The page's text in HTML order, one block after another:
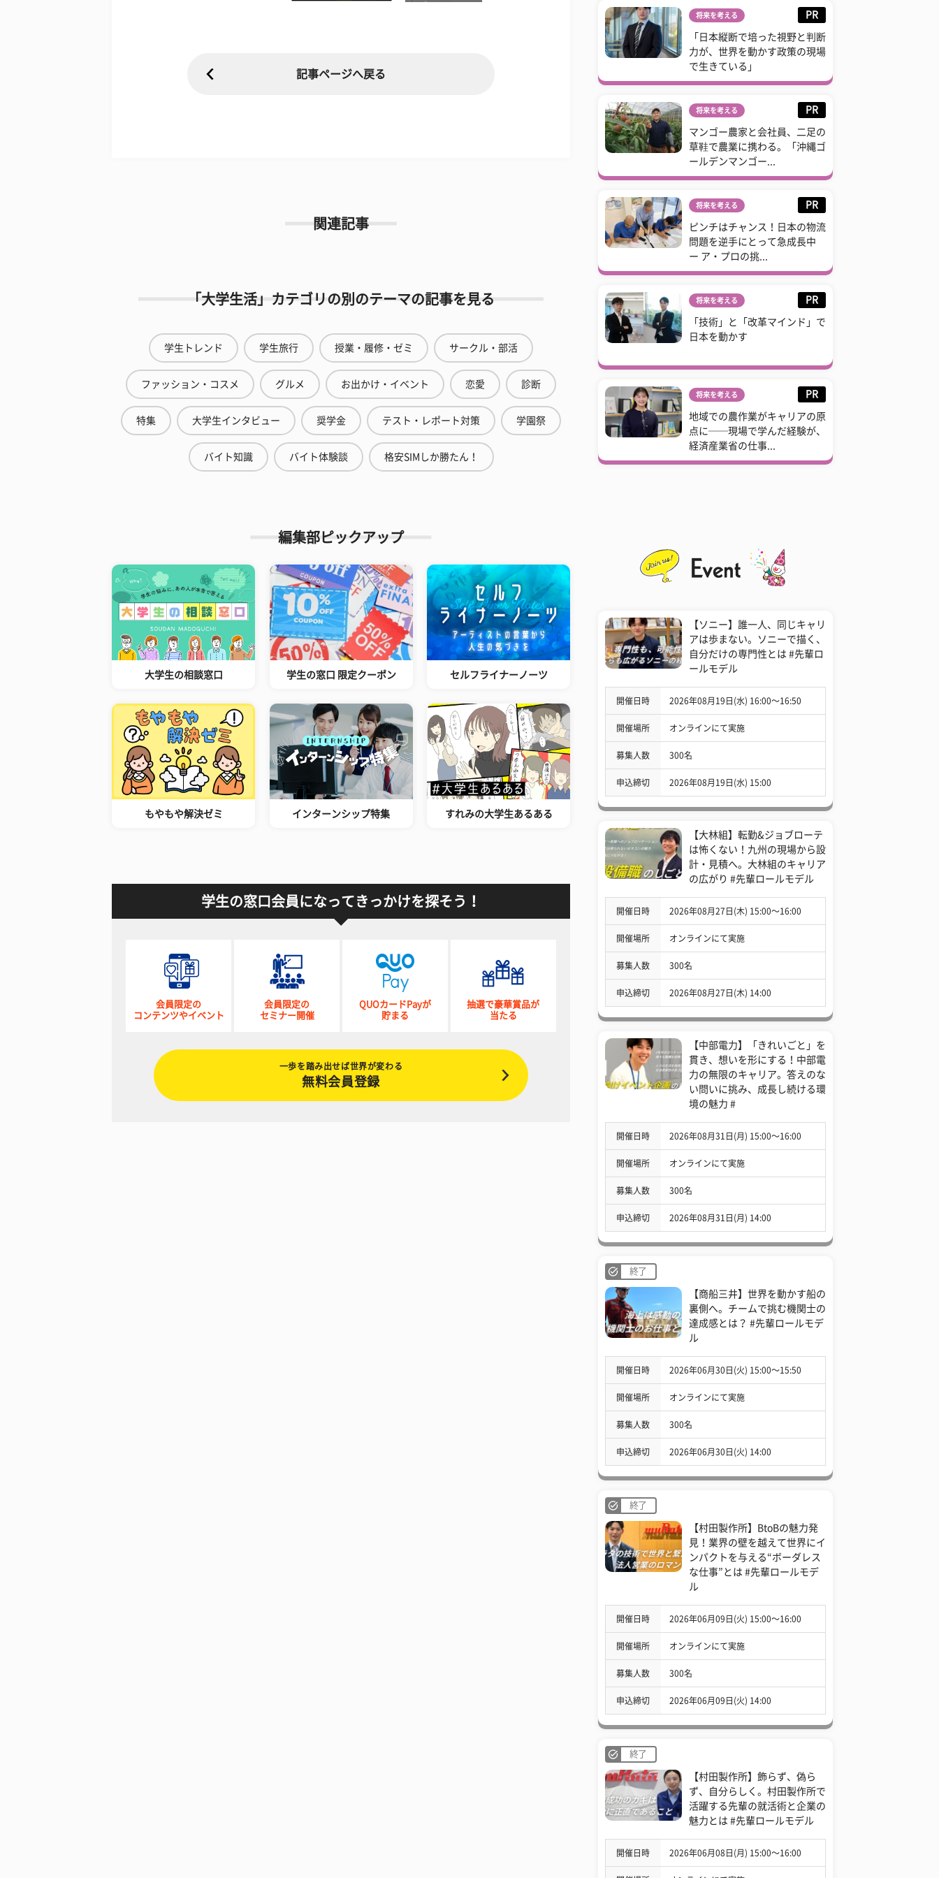
記事ページへ戻る
関連記事
「大学生活」カテゴリの別のテーマの記事を見る
学生トレンド 学生旅行 授業・履修・ゼミ サークル・部活
ファッション・コスメ グルメ お出かけ・イベント 恋愛 診断
特集 大学生インタビュー 奨学金 テスト・レポート対策 学園祭
バイト知識 バイト体験談 格安SIMしか勝たん！
編集部ピックアップ
大学生の相談窓口 学生の窓口 限定クーポン セルフライナーノーツ
もやもや解決ゼミ インターンシップ特集 すれみの大学生あるある
学生の窓口会員になってきっかけを探そう！
会員限定の
コンテンツやイベント
会員限定の
セミナー開催
QUOカードPayが
貯まる
抽選で豪華賞品が
当たる
一歩を踏み出せば世界が変わる
無料会員登録
将来を考える PR
「日本縦断で培った視野と判断
力が、世界を動かす政策の現場
で生きている」
将来を考える PR
マンゴー農家と会社員、二足の
草鞋で農業に携わる。「沖縄ゴ
ールデンマンゴー...
将来を考える PR
ピンチはチャンス！日本の物流
問題を逆手にとって急成長中
ー ア・プロの挑...
将来を考える PR
「技術」と「改革マインド」で
日本を動かす
将来を考える PR
地域での農作業がキャリアの原
点に──現場で学んだ経験が、
経済産業省の仕事...
【ソニー】誰一人、同じキャリ
アは歩まない。ソニーで描く、
自分だけの専門性とは #先輩ロ
ールモデル
開催日時 2026年08月19日(水) 16:00〜16:50
開催場所 オンラインにて実施
募集人数 300名
申込締切 2026年08月19日(水) 15:00
【大林組】転勤&ジョブローテ
は怖くない！九州の現場から設
計・見積へ。大林組のキャリア
の広がり #先輩ロールモデル
開催日時 2026年08月27日(木) 15:00〜16:00
開催場所 オンラインにて実施
募集人数 300名
申込締切 2026年08月27日(木) 14:00
【中部電力】「きれいごと」を
貫き、想いを形にする！中部電
力の無限のキャリア。答えのな
い問いに挑み、成長し続ける環
境の魅力 #
開催日時 2026年08月31日(月) 15:00〜16:00
開催場所 オンラインにて実施
募集人数 300名
申込締切 2026年08月31日(月) 14:00
終了
【商船三井】世界を動かす船の
裏側へ。チームで挑む機関士の
達成感とは？ #先輩ロールモデ
ル
開催日時 2026年06月30日(火) 15:00〜15:50
開催場所 オンラインにて実施
募集人数 300名
申込締切 2026年06月30日(火) 14:00
終了
【村田製作所】BtoBの魅力発
見！業界の壁を越えて世界にイ
ンパクトを与える“ボーダレス
な仕事”とは #先輩ロールモデ
ル
開催日時 2026年06月09日(火) 15:00〜16:00
開催場所 オンラインにて実施
募集人数 300名
申込締切 2026年06月09日(火) 14:00
終了
【村田製作所】飾らず、偽ら
ず、自分らしく。村田製作所で
活躍する先輩の就活術と企業の
魅力とは #先輩ロールモデル
開催日時 2026年06月08日(月) 15:00〜16:00